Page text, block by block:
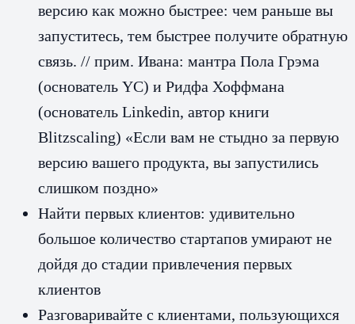
версию как можно быстрее: чем раньше вы
запуститесь, тем быстрее получите обратную
связь. // прим. Ивана: мантра Пола Грэма
(основатель YC) и Ридфа Хоффмана
(основатель Linkedin, автор книги
Blitzscaling) «Если вам не стыдно за первую
версию вашего продукта, вы запустились
слишком поздно»
Найти первых клиентов: удивительно
большое количество стартапов умирают не
дойдя до стадии привлечения первых
клиентов
Разговаривайте с клиентами, пользующихся